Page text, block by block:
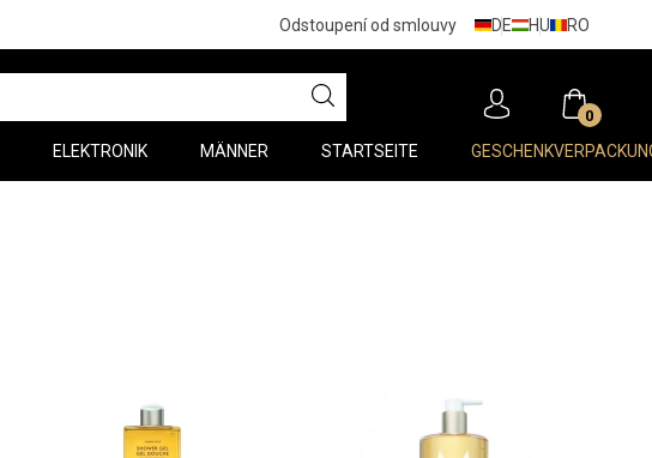
Odstoupení od smlouvy DE HU RO
0
ELEKTRONIK MÄNNER STARTSEITE